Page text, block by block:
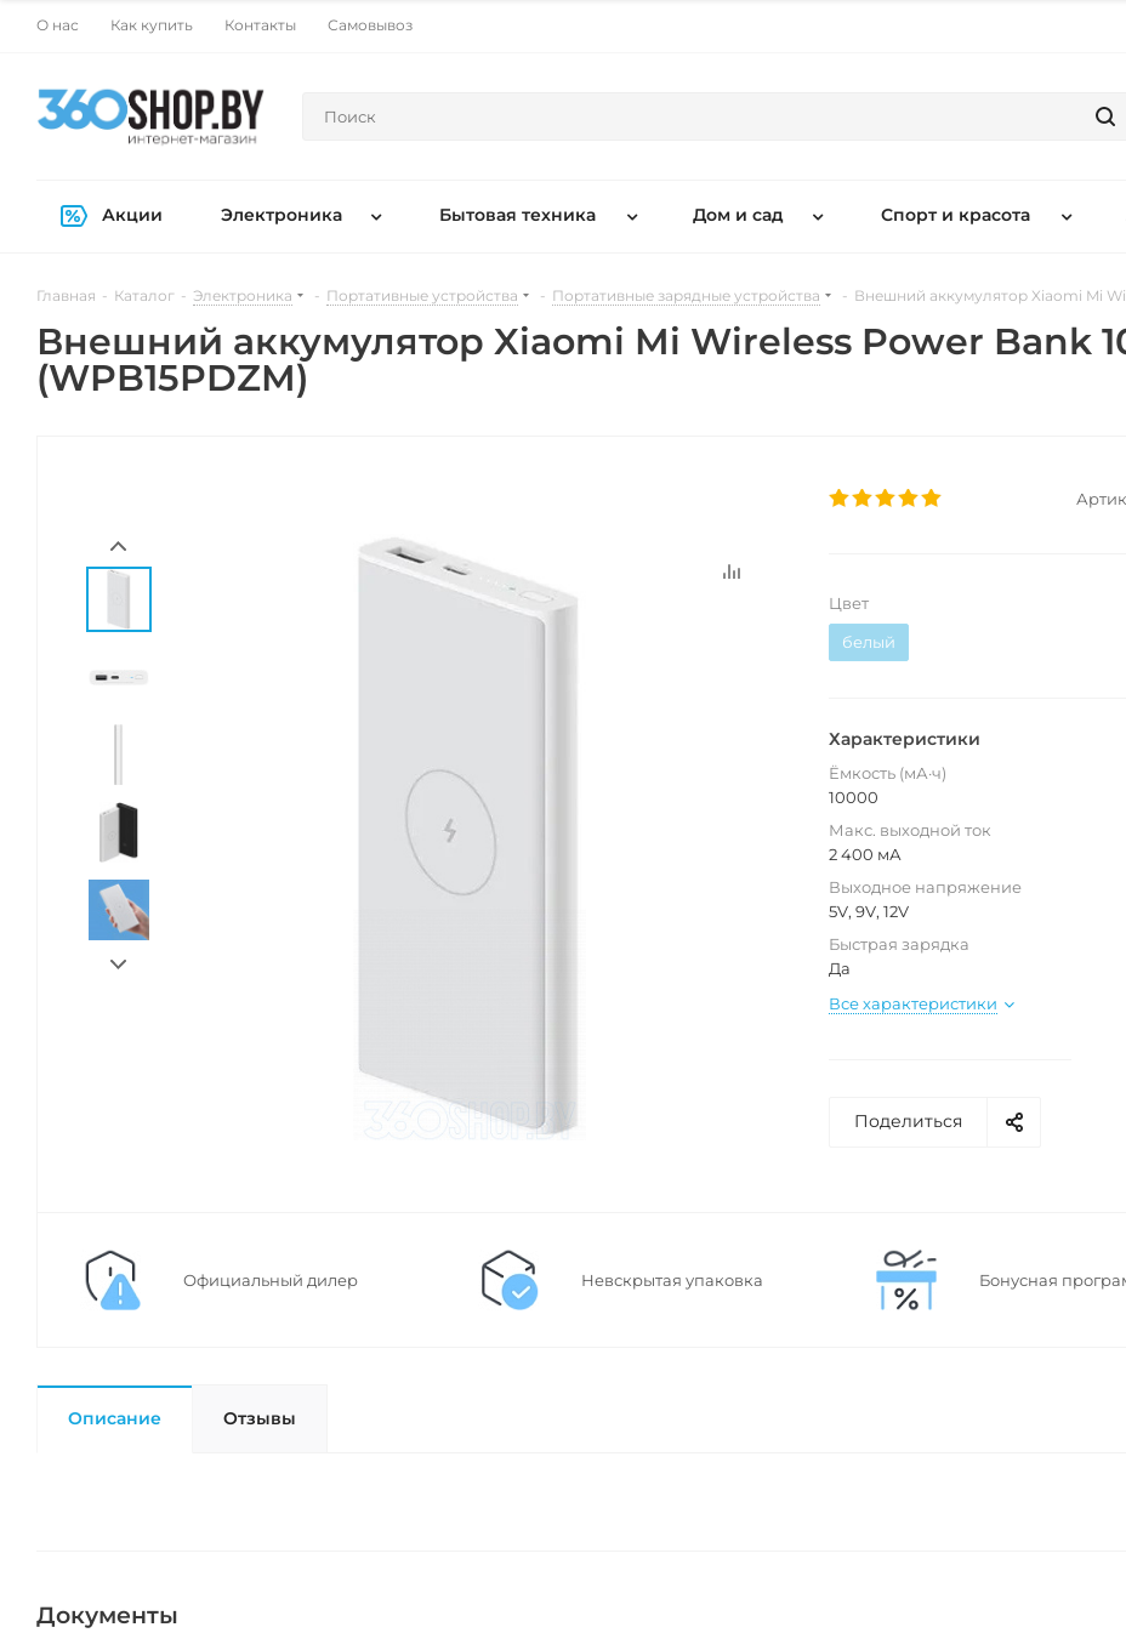
О нас Как купить Контакты Самовывоз
Акции Электроника Бытовая техника Дом и сад Спорт и красота
Главная - Каталог - Электроника - Портативные устройства - Портативные зарядные устройства - Внешний аккумулятор Xiaomi Mi
Внешний аккумулятор Xiaomi Mi Wireless Power Bank
(WPB15PDZM)
Цвет
белый
Характеристики
Ёмкость (мА·ч)
10000
Макс. выходной ток
2 400 мА
Выходное напряжение
5V, 9V, 12V
Быстрая зарядка
Да
Все характеристики
Поделиться
Официальный дилер Невскрытая упаковка Бонусная
Описание Отзывы
Документы